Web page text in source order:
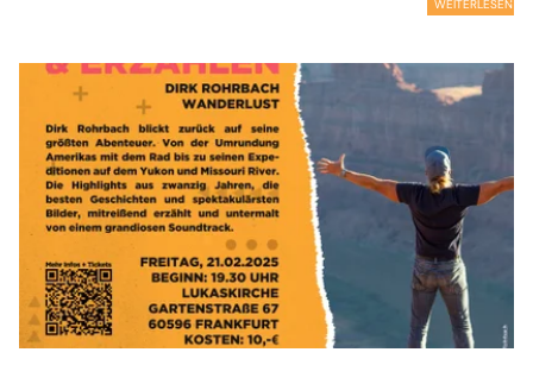
WEITERLESEN